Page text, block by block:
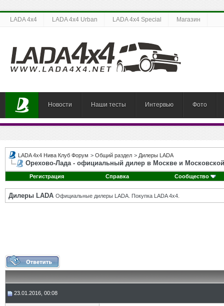
LADA 4x4 LADA 4x4 Urban LADA 4x4 Special Магазин
Новости Наши тесты Интервью Фото
LADA 4x4 Нива Клуб Форум > Общий раздел > Дилеры LADA
Орехово-Лада - официальный дилер в Москве и
Регистрация Справка Сообщество
Дилеры LADA Официальные дилеры LADA. Покупка LADA 4x4.
23.01.2016, 00:08